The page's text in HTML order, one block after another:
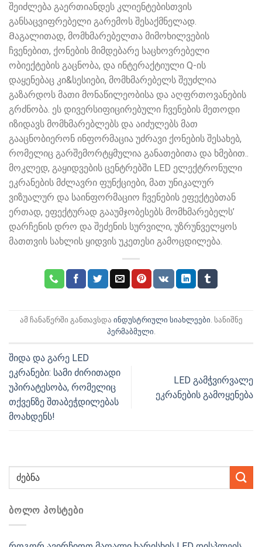
შეიძლება გაერთიანდეს კლიენტებისთვის
განსაცვიფრებელი გარემოს შესაქმნელად.
Მაგალითად, მომხმარებელთა მიმოხილვების
ჩვენებით, ქონების მიმდებარე საცხოვრებელი
ობიექტების გაცნობა, და ინტერაქტიული Q-ის
დაყენებაც კი&სესიები, მომხმარებელს შეუძლია
გაზარდოს მათი მონაწილეობისა და აღფრთოვანების
გრძნობა. ეს დივერსიფიცირებული ჩვენების მეთოდი
იზიდავს მომხმარებლებს და აიძულებს მათ
გააცნობიერონ ინფორმაცია უძრავი ქონების შესახებ,
რომელიც გარშემორტყმულია განათებითა და ხმებით..
მოკლედ, გაყიდვების ცენტრებში LED ელექტრონული
ეკრანების მძლავრი ფუნქციები, მათ უნიკალურ
ვიზუალურ და საინფორმაციო ჩვენების ეფექტებთან
ერთად, ეფექტურად გააუმჯობესებს მომხმარებელს’
დარჩენის დრო და შეძენის სურვილი, უზრუნველყოს
მათთვის სახლის ყიდვის უკეთესი გამოცდილება.
ამ ჩანაწერში განთავსდა ინდუსტრიული სიახლეები. სანიშნე
პერმაბმული.
შიდა და გარე LED
ეკრანები: სამი ძირითადი
უპირატესობა, რომელიც
თქვენზე შთაბეჭდილებას
მოახდენს!
LED გამჭვირვალე
ეკრანების გამოყენება
ᲑᲝᲚᲝ ᲞᲝᲡᲢᲔᲑᲘ